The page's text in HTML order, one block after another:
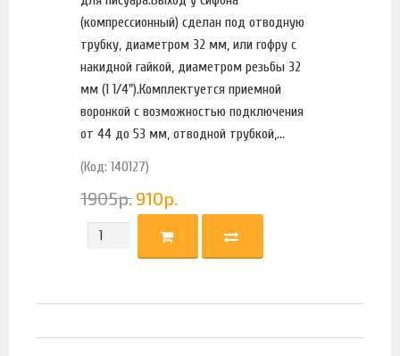
(компрессионный) сделан под отводную
трубку, диаметром 32 мм, или гофру с
накидной гайкой, диаметром резьбы 32
мм (1 1/4").Комплектуется приемной
воронкой с возможностью подключения
от 44 до 53 мм, отводной трубкой,...
(Код: 140127)
1905р. 910р.